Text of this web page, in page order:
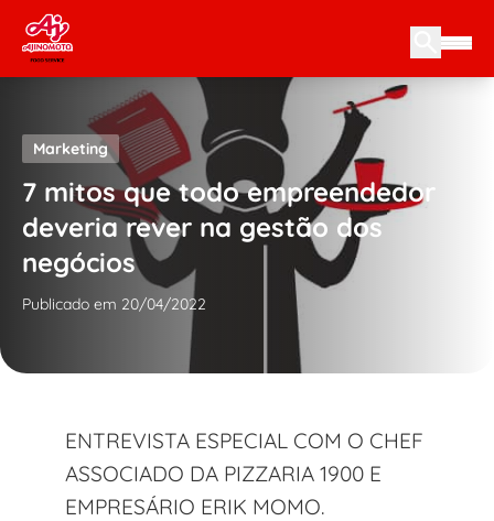
Skip to content
Marketing
7 mitos que todo empreendedor
deveria rever na gestão dos
negócios
Publicado em 20/04/2022
ENTREVISTA ESPECIAL COM O CHEF
ASSOCIADO DA PIZZARIA 1900 E
EMPRESÁRIO ERIK MOMO.